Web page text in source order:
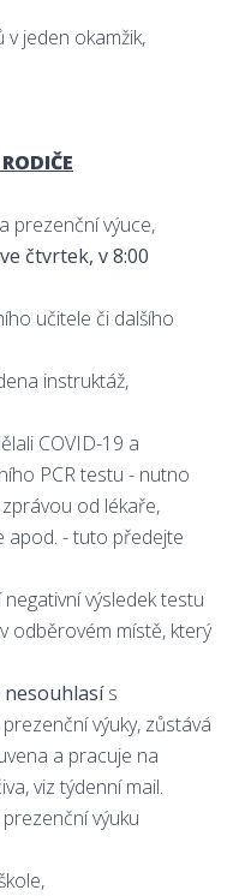
jeden okamžik,
prezenční výuce,
čtvrtek, v 8:00
učitele či dalšího
instruktáž,
COVID-19 a
PCR testu - nutno
od lékaře,
apod. - tuto předejte
výsledek testu
odběrovém místě, který
nesouhlasís
výuky, zůstává
a pracuje na
viz týdenní mail.
výuku